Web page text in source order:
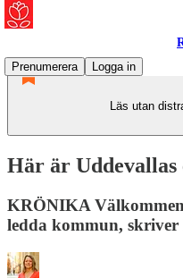
Prenumerera
Logga in
Läs utan
Här är Uddevallas
KRÖNIKA
ledda kommun,